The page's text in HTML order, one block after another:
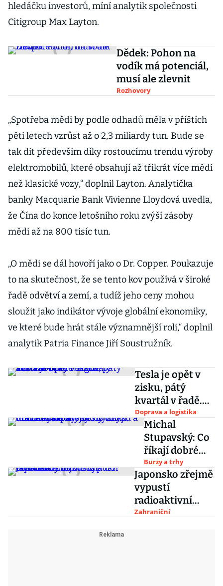
hledáčku investorů, míní analytik společnosti
Citigroup Max Layton.
Dědek: Pohon na
vodík má potenciál,
musí ale zlevnit
Rozhovory
„Spotřeba mědi by podle odhadů měla v příštích
pěti letech vzrůst až o 2,3 miliardy tun. Bude se
tak dít především díky rostoucímu trendu výroby
elektromobilů, které obsahují až třikrát více mědi
než klasické vozy,“ doplnil Layton. Analytička
banky Macquarie Bank Vivienne Lloydová uvedla,
že Čína do konce letošního roku zvýší zásoby
mědi až na 800 tisíc tun.
„O mědi se dál hovoří jako o Dr. Copper. Poukazuje
to na skutečnost, že se tento kov používá v široké
řadě odvětví a zemí, a tudíž jeho ceny mohou
sloužit jako indikátor vývoje globální ekonomiky,
ve které bude hrát stále významnější roli,“ doplnil
analytik Patria Finance Jiří Soustružník.
Tesla je opět v
zisku, pátý
kvartál v řadě.
Akcie
automobilky
reagovaly
růstem
Doprava a logistika
Michal
Stupavský: Co
říkají dobré
výsledky Tesly
o udržitelnosti
jejího byznysu
a drahotě akcií
Burzy a trhy
Japonsko zřejmě
vypustí
radioaktivní
vodu z
Zahraniční